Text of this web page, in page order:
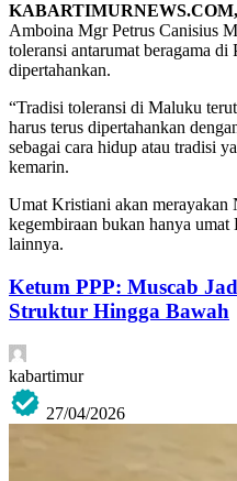
Amboina Mgr Petrus Canisius
toleransi antarumat beragama
dipertahankan.
“Tradisi toleransi di Maluku
harus terus dipertahankan
sebagai cara hidup atau tradisi
kemarin.
Umat Kristiani akan merayakan
kegembiraan bukan hanya
lainnya.
Ketum PPP: Muscab
Struktur Hingga Bawah
kabartimur
27/04/2026